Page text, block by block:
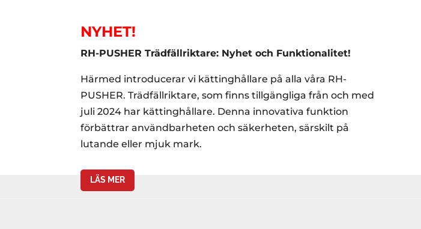
NYHET!
RH-PUSHER Trädfällriktare: Nyhet och Funktionalitet!
Härmed introducerar vi kättinghållare på alla våra RH-
PUSHER. Trädfällriktare, som finns tillgängliga från och med
juli 2024 har kättinghållare. Denna innovativa funktion
förbättrar användbarheten och säkerheten, särskilt på
lutande eller mjuk mark.
LÄS MER